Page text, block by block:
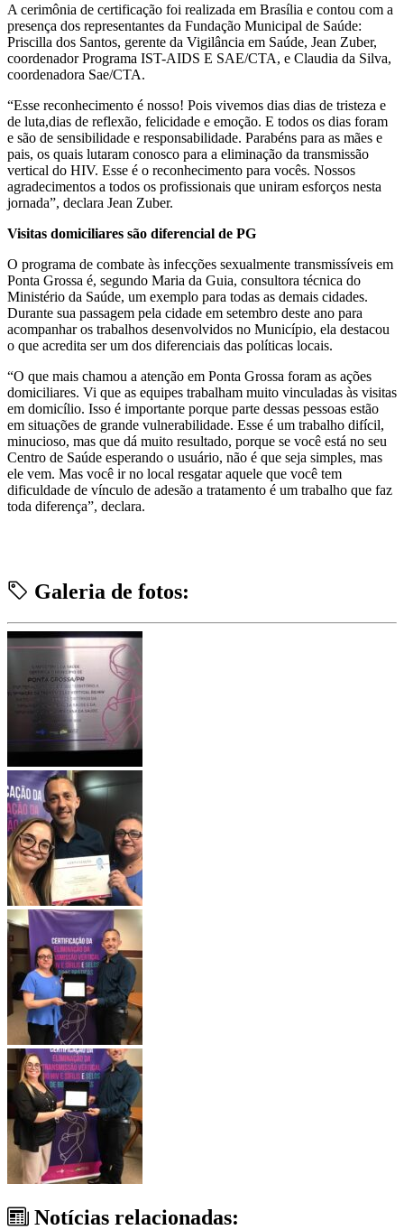
A cerimônia de certificação foi realizada em Brasília e contou com a
presença dos representantes da Fundação Municipal de Saúde:
Priscilla dos Santos, gerente da Vigilância em Saúde, Jean Zuber,
coordenador Programa IST-AIDS E SAE/CTA, e Claudia da Silva,
coordenadora Sae/CTA.
“Esse reconhecimento é nosso! Pois vivemos dias dias de tristeza e
de luta,dias de reflexão, felicidade e emoção. E todos os dias foram
e são de sensibilidade e responsabilidade. Parabéns para as mães e
pais, os quais lutaram conosco para a eliminação da transmissão
vertical do HIV. Esse é o reconhecimento para vocês. Nossos
agradecimentos a todos os profissionais que uniram esforços nesta
jornada”, declara Jean Zuber.
Visitas domiciliares são diferencial de PG
O programa de combate às infecções sexualmente transmissíveis em
Ponta Grossa é, segundo Maria da Guia, consultora técnica do
Ministério da Saúde, um exemplo para todas as demais cidades.
Durante sua passagem pela cidade em setembro deste ano para
acompanhar os trabalhos desenvolvidos no Município, ela destacou
o que acredita ser um dos diferenciais das políticas locais.
“O que mais chamou a atenção em Ponta Grossa foram as ações
domiciliares. Vi que as equipes trabalham muito vinculadas às visitas
em domicílio. Isso é importante porque parte dessas pessoas estão
em situações de grande vulnerabilidade. Esse é um trabalho difícil,
minucioso, mas que dá muito resultado, porque se você está no seu
Centro de Saúde esperando o usuário, não é que seja simples, mas
ele vem. Mas você ir no local resgatar aquele que você tem
dificuldade de vínculo de adesão a tratamento é um trabalho que faz
toda diferença”, declara.
Galeria de fotos:
Notícias relacionadas: